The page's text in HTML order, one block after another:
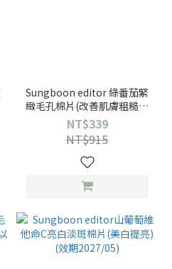
Sungboon editor 綠番茄緊
緻毛孔棉片(改善肌膚粗糙暗
沉)
NT$339
NT$915